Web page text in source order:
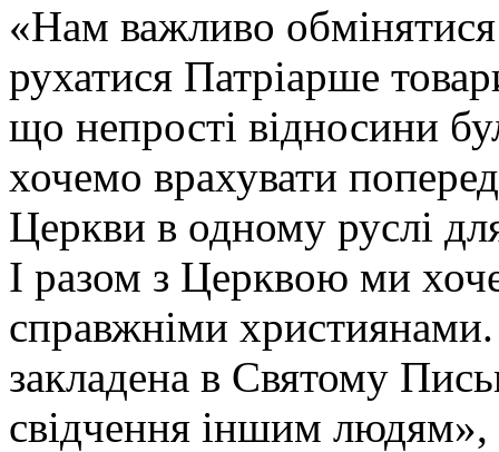
«Нам важливо
рухатися Патріарше
що непрості відносини
хочемо врахувати
Церкви в одному руслі
І разом з Церквою ми
справжніми
закладена в Святому
свідчення іншим